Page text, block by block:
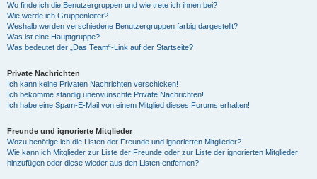
Wo finde ich die Benutzergruppen und wie trete ich ihnen bei?
Wie werde ich Gruppenleiter?
Weshalb werden verschiedene Benutzergruppen farbig dargestellt?
Was ist eine Hauptgruppe?
Was bedeutet der „Das Team“-Link auf der Startseite?
Private Nachrichten
Ich kann keine Privaten Nachrichten verschicken!
Ich bekomme ständig unerwünschte Private Nachrichten!
Ich habe eine Spam-E-Mail von einem Mitglied dieses Forums erhalten!
Freunde und ignorierte Mitglieder
Wozu benötige ich die Listen der Freunde und ignorierten Mitglieder?
Wie kann ich Mitglieder zur Liste der Freunde oder zur Liste der ignorierten Mitglieder
hinzufügen oder diese wieder aus den Listen entfernen?